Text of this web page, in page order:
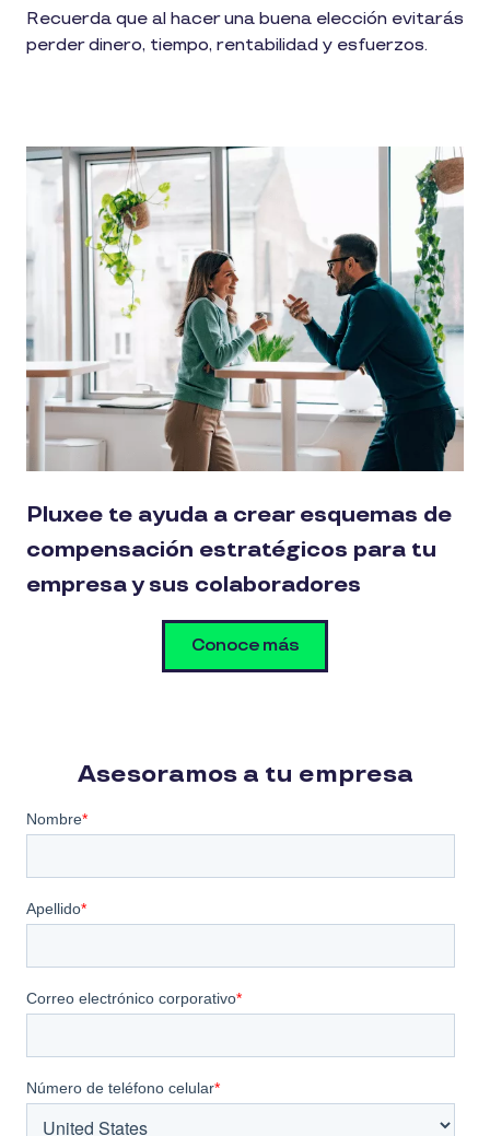
Recuerda que al hacer una buena elección evitarás
perder dinero, tiempo, rentabilidad y esfuerzos.
Pluxee te ayuda a crear esquemas de
compensación estratégicos para tu
empresa y sus colaboradores
Conoce más
Asesoramos a tu empresa